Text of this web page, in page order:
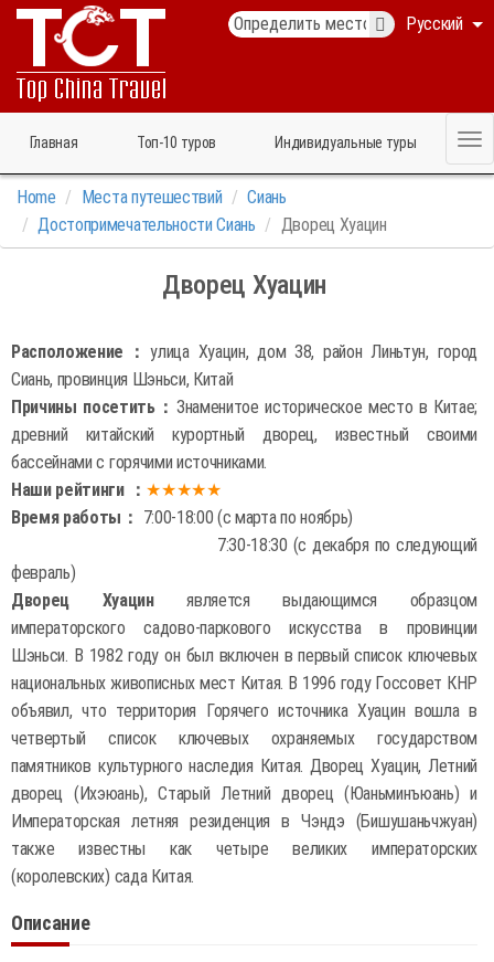
Русский
Главная Топ‑10 туров Индивидуальные туры
Home Места путешествий
Сиань
Достопримечательности Сиань
Дворец Хуацин
Дворец Хуацин
Расположение：улица Хуацин, дом 38, район Линьтун, город
Сиань, провинция Шэньси, Китай
Причины посетить： Знаменитое историческое место в Китае;
древний китайский курортный дворец, известный своими
бассейнами с горячими источниками.
Наши рейтинги ： ★★★★★
Время работы： 7:00-18:00 (с марта по ноябрь)
7:30-18:30 (с декабря по следующий
февраль)
Дворец Хуацинявляется выдающимся образцом
императорского садово-паркового искусства в провинции
Шэньси. В 1982 году он был включен в первый список ключевых
национальных живописных мест Китая. В 1996 году Госсовет КНР
объявил, что территория Горячего источника Хуацин вошла в
четвертый список ключевых охраняемых государством
памятников культурного наследия Китая. Дворец Хуацин, Летний
дворец (Ихэюань), Старый Летний дворец (Юаньминъюань) и
Императорская летняя резиденция в Чэндэ (Бишушаньчжуан)
также известны как четыре великих императорских
(королевских) сада Китая.
Описание